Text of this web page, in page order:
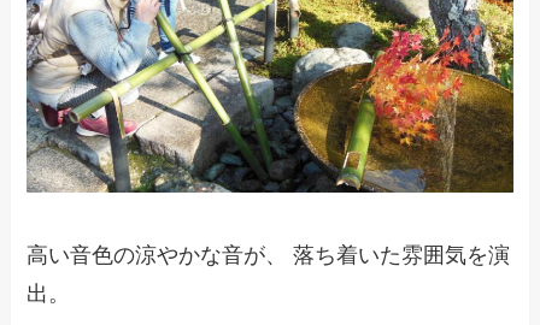
高い音色の涼やかな音が、 落ち着いた雰囲気を演
出。